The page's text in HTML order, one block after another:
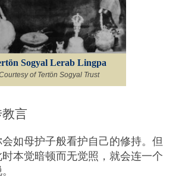
Sogyal Lerab Lingpa
of Tertön Sogyal Trust
言
如母护子般看护自己的修持。但
本觉暗顿而无觉照，就会连一个